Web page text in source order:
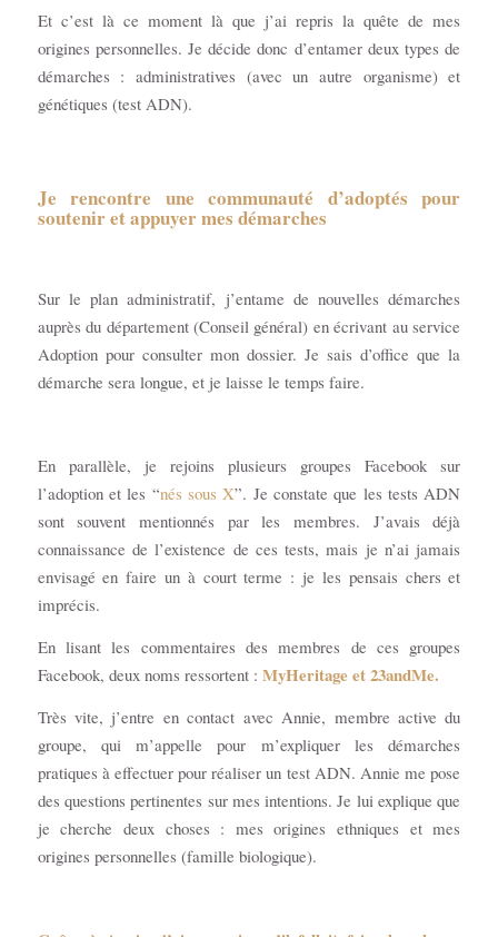
Et c’est là ce moment là que j’ai repris la quête de mes
origines personnelles. Je décide donc d’entamer deux types de
démarches : administratives (avec un autre organisme) et
génétiques (test ADN).
Je rencontre une communauté d’adoptés pour
soutenir et appuyer mes démarches
Sur le plan administratif, j’entame de nouvelles démarches
auprès du département (Conseil général) en écrivant au service
Adoption pour consulter mon dossier. Je sais d’office que la
démarche sera longue, et je laisse le temps faire.
En parallèle, je rejoins plusieurs groupes Facebook sur
l’adoption et les “nés sous X”. Je constate que les tests ADN
sont souvent mentionnés par les membres. J’avais déjà
connaissance de l’existence de ces tests, mais je n’ai jamais
envisagé en faire un à court terme : je les pensais chers et
imprécis.
En lisant les commentaires des membres de ces groupes
Facebook, deux noms ressortent : MyHeritage et23andMe.
Très vite, j’entre en contact avec Annie, membre active du
groupe, qui m’appelle pour m’expliquer les démarches
pratiques à effectuer pour réaliser un test ADN. Annie me pose
des questions pertinentes sur mes intentions. Je lui explique que
je cherche deux choses : mes origines ethniques et mes
origines personnelles (famille biologique).